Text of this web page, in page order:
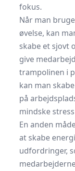
fokus.
Når man
øvelse, kan
skabe et sjovt
give
trampolinen i
kan man
på
mindske
En anden
at skabe
udfordringer,